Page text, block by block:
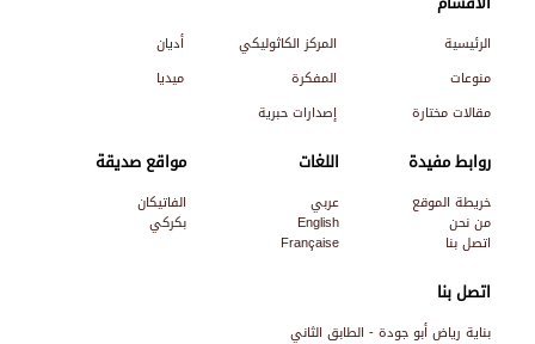
اتصل بنا
بناية رياض أبو جودة - الطابق الثاني
الرئيسية المركز الكاثوليكي
أديان
منوعات
المفكرة
ميديا
مقالات مختارة
إصدارات حبرية
روابط مفيدة
خريطة الموقع
من نحن
اتصل بنا
اللغات
عربي
English
Française
مواقع صديقة
الفاتيكان
بكركي